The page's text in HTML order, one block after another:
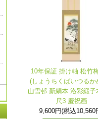
10年保証 掛け軸 松竹
(しょうちくばいつるか
山雪邨 新絹本 洛彩緞子
尺3 慶祝画
9,600円(税込10,560